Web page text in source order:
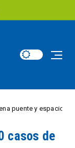
y espacios
casos de